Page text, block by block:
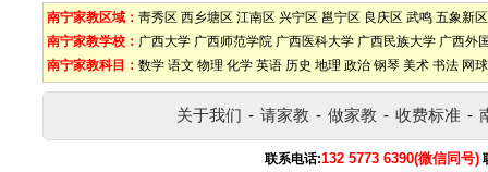
南宁家教区域： 靑秀区 西乡塘区 江南区 兴宁区 邕宁区 良庆区 武鸣 五象新区
南宁家教学校： 广西大学 广西师范学院 广西医科大学 广西民族大学 广西外
南宁家教科目： 数学 语文 物理 化学 英语 历史 地理 政治 钢琴 美术 书法 网球
关于我们 - 请家教 - 做家教 - 收费标准 -
联系电话:132 5773 6390(微信同号)